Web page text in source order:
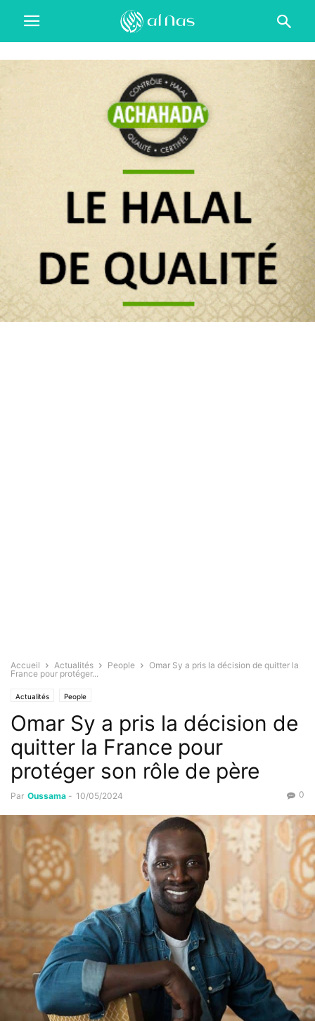
Accueil Actualités People
Omar Sy a pris la décision de quitter la
France pour protéger...
Actualités People
Omar Sy a pris la décision de
quitter la France pour
protéger son rôle de père
Par Oussama - 10/05/2024 0